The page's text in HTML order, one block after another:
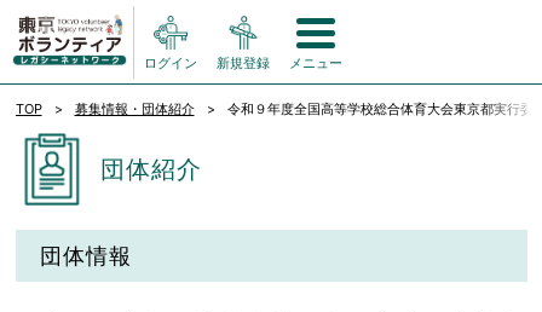
ログイン 新規登録 メニュー
TOP 募集情報・団体紹介 令和９年度全国高等学校総合体育大会東京都実行委
団体紹介
団体情報